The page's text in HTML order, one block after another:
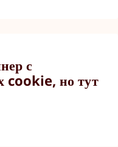
с
cookie, но тут